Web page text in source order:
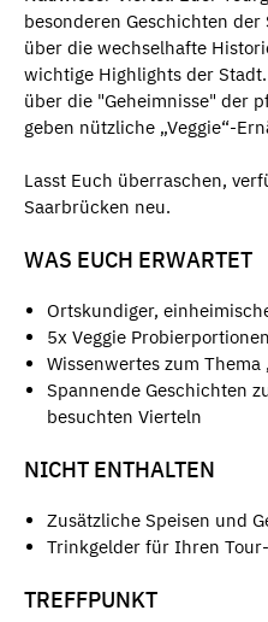
besonderen Geschichten
über die wechselhafte
wichtige Highlights der
über die "Geheimnisse" der
geben nützliche „Veggie“-
Lasst Euch überraschen,
Saarbrücken neu.
WAS EUCH ERWARTET
Ortskundiger,
5x Veggie Probierportionen
Wissenwertes zum Thema
Spannende Geschichten
besuchten Vierteln
NICHT ENTHALTEN
Zusätzliche Speisen und
Trinkgelder für Ihren
TREFFPUNKT